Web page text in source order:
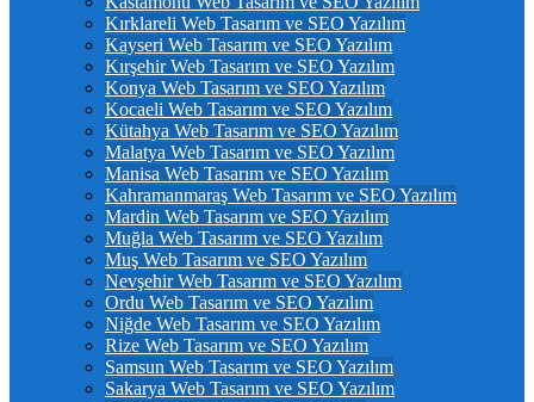
Kırklareli Web Tasarım ve SEO Yazılım
Kayseri Web Tasarım ve SEO Yazılım
Kırşehir Web Tasarım ve SEO Yazılım
Konya Web Tasarım ve SEO Yazılım
Kocaeli Web Tasarım ve SEO Yazılım
Kütahya Web Tasarım ve SEO Yazılım
Malatya Web Tasarım ve SEO Yazılım
Manisa Web Tasarım ve SEO Yazılım
Kahramanmaraş Web Tasarım ve SEO Yazılım
Mardin Web Tasarım ve SEO Yazılım
Muğla Web Tasarım ve SEO Yazılım
Muş Web Tasarım ve SEO Yazılım
Nevşehir Web Tasarım ve SEO Yazılım
Ordu Web Tasarım ve SEO Yazılım
Niğde Web Tasarım ve SEO Yazılım
Rize Web Tasarım ve SEO Yazılım
Samsun Web Tasarım ve SEO Yazılım
Sakarya Web Tasarım ve SEO Yazılım